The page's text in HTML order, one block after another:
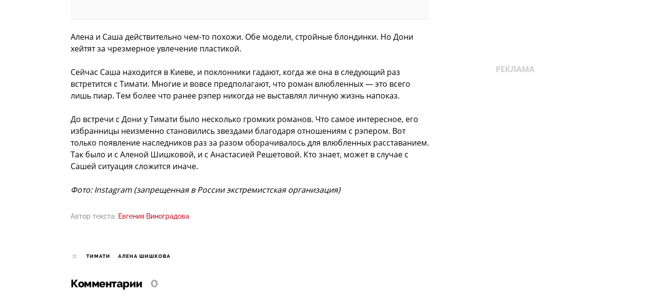
Алена и Саша действительно чем-то похожи. Обе модели, стройные блондинки. Но Дони
хейтят за чрезмерное увлечение пластикой.
Сейчас Саша находится в Киеве, и поклонники гадают, когда же она в следующий раз
встретится с Тимати. Многие и вовсе предполагают, что роман влюбленных — это всего
лишь пиар. Тем более что ранее рэпер никогда не выставлял личную жизнь напоказ.
До встречи с Дони у Тимати было несколько громких романов. Что самое интересное, его
избранницы неизменно становились звездами благодаря отношениям с рэпером. Вот
только появление наследников раз за разом оборачивалось для влюбленных расставанием.
Так было и с Аленой Шишковой, и с Анастасией Решетовой. Кто знает, может в случае с
Сашей ситуация сложится иначе.
Фото: Instagram (запрещенная в России экстремистская организация)
Автор текста: Евгения Виноградова
ТИМАТИ АЛЕНА ШИШКОВА
Комментарии 0